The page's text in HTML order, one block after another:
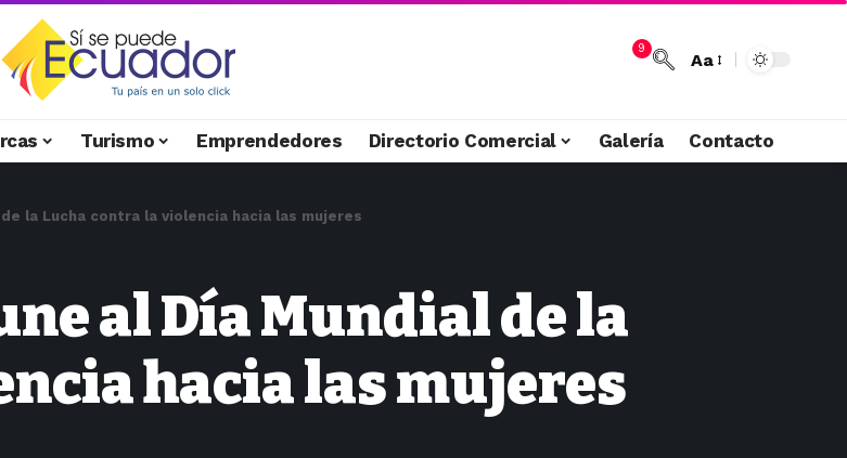
9
Aa
Turismo Emprendedores Directorio Comercial Galería Contacto
la Lucha contra la violencia hacia las mujeres
al Día Mundial de la
hacia las mujeres